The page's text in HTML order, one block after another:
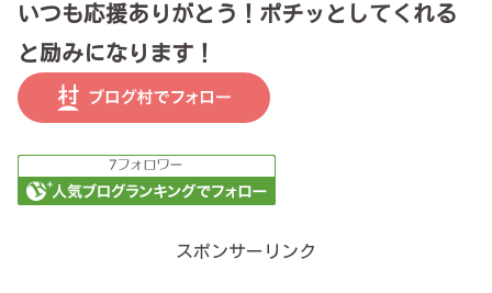
いつも応援ありがとう！ポチッとしてくれる
と励みになります！
スポンサーリンク